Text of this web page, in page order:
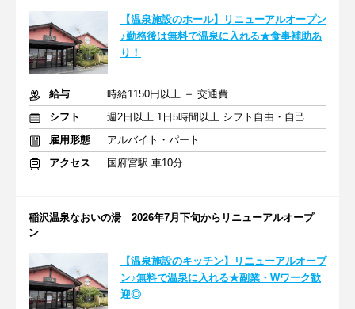
【温泉施設のホール】リニューアルオープン
♪勤務後は無料で温泉に入れる★食事補助あ
り！
給与
時給1150円以上 ＋ 交通費
シフト
週2日以上 1日5時間以上 シフト自由・自己申告
雇用形態
アルバイト・パート
アクセス
国府宮駅 車10分
稲沢温泉なおいの湯 2026年7月下旬からリニューアルオープ
ン
【温泉施設のキッチン】リニューアルオープ
ン♪無料で温泉に入れる★副業・Wワーク歓
迎◎